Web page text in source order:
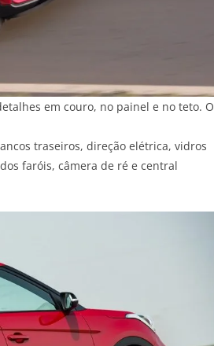
em couro, no painel e no teto. O
traseiros, direção elétrica, vidros
faróis, câmera de ré e central